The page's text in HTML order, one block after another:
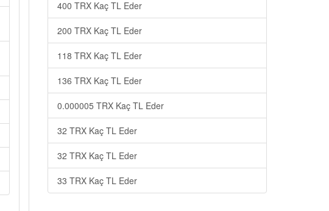
400 TRX Kaç TL Eder
200 TRX Kaç TL Eder
118 TRX Kaç TL Eder
136 TRX Kaç TL Eder
0.000005 TRX Kaç TL Eder
32 TRX Kaç TL Eder
32 TRX Kaç TL Eder
33 TRX Kaç TL Eder